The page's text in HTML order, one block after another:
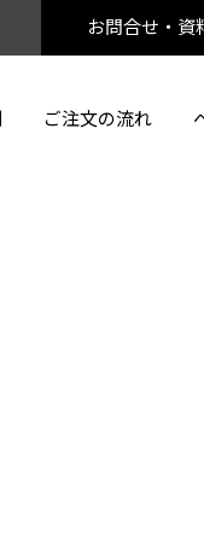
ご注文の流れ
お問合せ・資